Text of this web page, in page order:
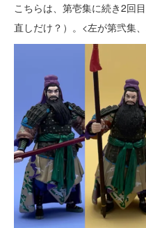
こちらは、第壱集に続き2回
直しだけ？）。<左が第弐集